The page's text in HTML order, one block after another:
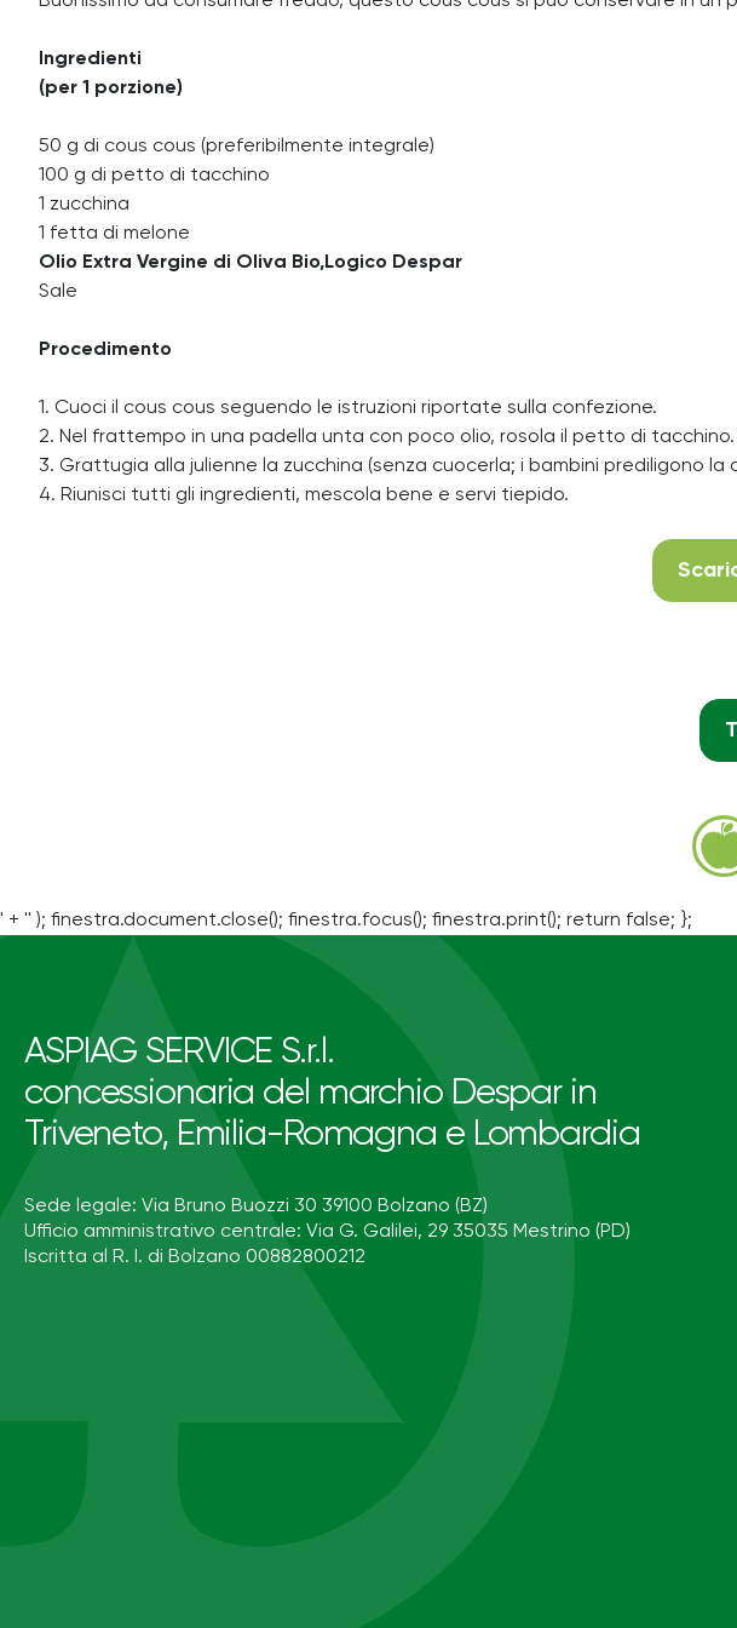
Ingredienti
(per 1 porzione)
50 g di cous cous (preferibilmente integrale)
100 g di petto di tacchino
1 zucchina
1 fetta di melone
Olio Extra Vergine di Oliva Bio,Logico Despar
Sale
Procedimento
1. Cuoci il cous cous seguendo le istruzioni riportate sulla confezione.
2. Nel frattempo in una padella unta con poco olio, rosola il petto di
3. Grattugia alla julienne la zucchina (senza cuocerla; i bambini prediligono
4. Riunisci tutti gli ingredienti, mescola bene e servi tiepido.
' + '' ); finestra.document.close(); finestra.focus(); finestra.print(); return false; };
ASPIAG SERVICE S.r.l.
concessionaria del marchio Despar in
Triveneto, Emilia-Romagna e Lombardia
Sede legale: Via Bruno Buozzi 30 39100 Bolzano (BZ)
Ufficio amministrativo centrale: Via G. Galilei, 29 35035 Mestrino (PD)
Iscritta al R. I. di Bolzano 00882800212